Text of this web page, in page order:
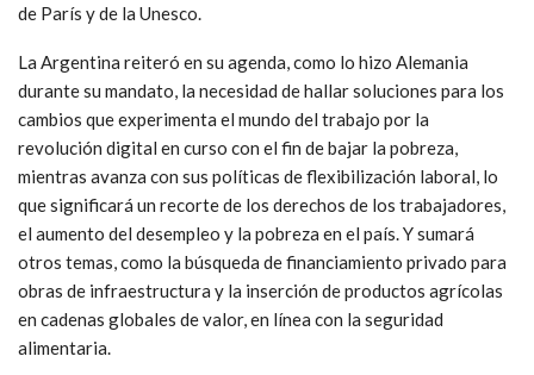
de París y de la Unesco.
La Argentina reiteró en su agenda, como lo hizo Alemania
durante su mandato, la necesidad de hallar soluciones para los
cambios que experimenta el mundo del trabajo por la
revolución digital en curso con el fin de bajar la pobreza,
mientras avanza con sus políticas de flexibilización laboral, lo
que significará un recorte de los derechos de los trabajadores,
el aumento del desempleo y la pobreza en el país. Y sumará
otros temas, como la búsqueda de financiamiento privado para
obras de infraestructura y la inserción de productos agrícolas
en cadenas globales de valor, en línea con la seguridad
alimentaria.